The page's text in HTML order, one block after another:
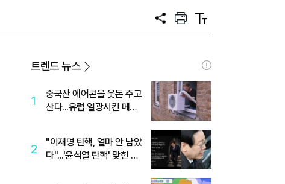
공
프
트
텍
트
트렌드 뉴스
1
중국산 에어콘을 웃돈 주고
산다...유럽 열광시킨 메이
2
"이재명 탄핵, 얼마 안 남았
다"...'윤석열 탄핵' 맞힌 무